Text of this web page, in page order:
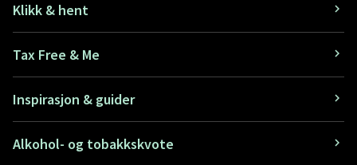
Klikk & hent
Tax Free & Me
Inspirasjon & guider
Alkohol- og tobakkskvote